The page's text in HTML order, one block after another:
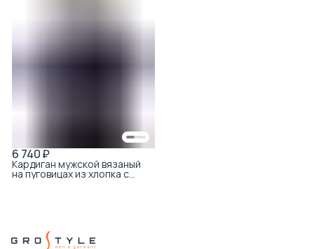
6 740 ₽
Кардиган мужской вязаный
на пуговицах из хлопка с
узором косы и ромбы